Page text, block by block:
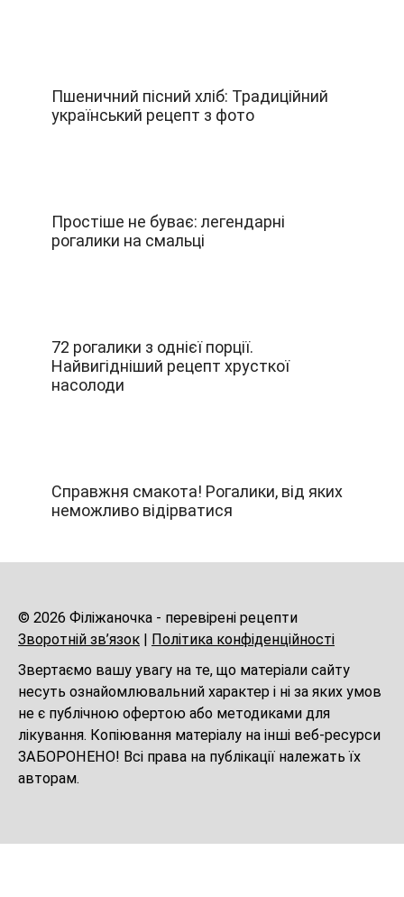
Пшеничний пісний хліб: Традиційний
український рецепт з фото
Простіше не буває: легендарні
рогалики на смальці
72 рогалики з однієї порції.
Найвигідніший рецепт хрусткої
насолоди
Справжня смакота! Рогалики, від яких
неможливо відірватися
© 2026 Філіжаночка - перевірені рецепти
Зворотній зв’язок
Політика конфіденційності
Звертаємо вашу увагу на те, що матеріали сайту
несуть ознайомлювальний характер і ні за яких умов
не є публічною офертою або методиками для
лікування. Копіювання матеріалу на інші веб-ресурси
ЗАБОРОНЕНО! Всі права на публікації належать їх
авторам.